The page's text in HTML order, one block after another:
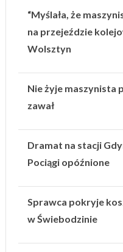
“Myślała, że
na przejeździe
Wolsztyn
Nie żyje maszynista
zawał
Dramat na stacji
Pociągi opóźnione
Sprawca pokryje
w Świebodzinie